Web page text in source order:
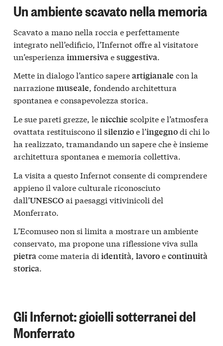
Un ambiente scavato nella memoria
Scavato a mano nella roccia e perfettamente
integrato nell’edificio, l’Infernot offre al visitatore
un’esperienza immersivaesuggestiva.
Mette in dialogo l’antico sapereartigianale con la
narrazionemuseale, fondendo architettura
spontanea e consapevolezza storica.
Le sue pareti grezze, lenicchie scolpite e l’atmosfera
ovattata restituiscono il silenzioe l’ingegnodi chi lo
ha realizzato, tramandando un sapere che è insieme
architettura spontanea e memoria collettiva.
La visita a questo Infernot consente di comprendere
appieno il valore culturale riconosciuto
dall’UNESCOai paesaggi vitivinicoli del
Monferrato.
L’Ecomuseo non si limita a mostrare un ambiente
conservato, ma propone una riflessione viva sulla
pietracome materia di identità, lavoroecontinuità
storica.
Gli Infernot: gioielli sotterranei del
Monferrato